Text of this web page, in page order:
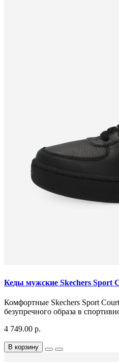
Кеды мужские Skechers Sport
Комфортные Skechers Sport
безупречного образа в
4 749.00 р.
В корзину